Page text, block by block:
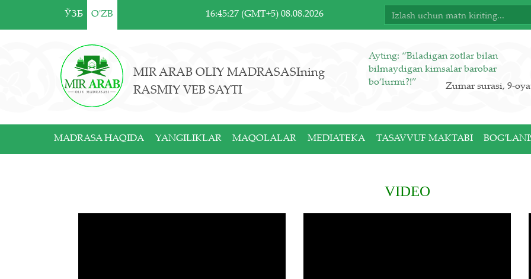
ЎЗБ O'ZB 16:45:27 (GMT+5) 08.08.2026
MIR ARAB OLIY MADRASASIning
RASMIY VEB SAYTI
Ayting: “Biladigan zotlar bilan
bilmaydigan kimsalar barobar
bo‘lurmi?!”
Zumar surasi, 9-
MADRASA HAQIDA YANGILIKLAR MAQOLALAR MEDIATEKA TASAVVUF MAKTABI
VIDEO